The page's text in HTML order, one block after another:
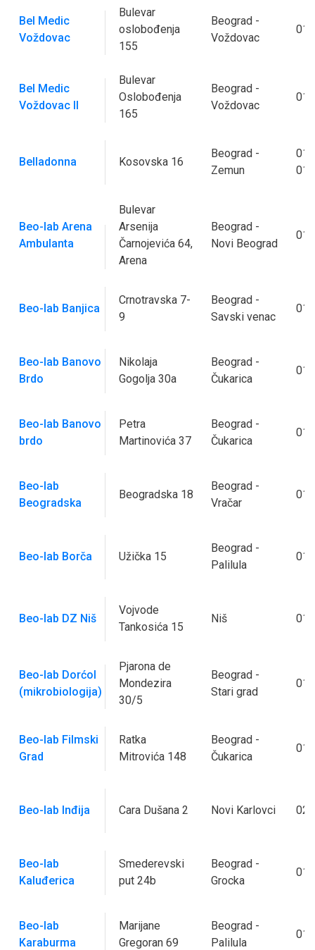
Bel Medic
Voždovac
Bulevar
oslobođenja
155
Beograd -
Voždovac
Bel Medic
Voždovac II
Bulevar
Oslobođenja
165
Beograd -
Voždovac
Belladonna Kosovska 16
Beograd -
Zemun
Beo-lab Arena
Ambulanta
Bulevar
Arsenija
Čarnojevića 64,
Arena
Beograd -
Novi Beograd
Beo-lab Banjica
Crnotravska 7-
9
Beograd -
Savski venac
Beo-lab Banovo
Brdo
Nikolaja
Gogolja 30a
Beograd -
Čukarica
Beo-lab Banovo
brdo
Petra
Martinovića 37
Beograd -
Čukarica
Beo-lab
Beogradska
Beogradska 18
Beograd -
Vračar
Beo-lab Borča Užička 15
Beograd -
Palilula
Beo-lab DZ Niš
Vojvode
Tankosića 15
Niš
Beo-lab Dorćol
(mikrobiologija)
Pjarona de
Mondezira
30/5
Beograd -
Stari grad
Beo-lab Filmski
Grad
Ratka
Mitrovića 148
Beograd -
Čukarica
Beo-lab Inđija Cara Dušana 2 Novi Karlovci
Beo-lab
Kaluđerica
Smederevski
put 24b
Beograd -
Grocka
Beo-lab
Karaburma
Marijane
Gregoran 69
Beograd -
Palilula